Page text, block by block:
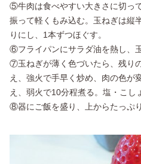
⑤牛肉は食べやすい大きさに切っ
振って軽くもみ込む。玉ねぎは縦
りにし、1本ずつほぐす。
⑥フライパンにサラダ油を熱し、
⑦玉ねぎが薄く色づいたら、残り
え、強火で手早く炒め、肉の色
え、弱火で10分程煮る。塩・こし
⑧器にご飯を盛り、上からたっぷ